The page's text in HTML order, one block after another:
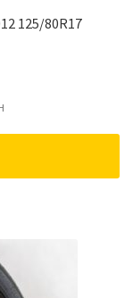
125/80R17